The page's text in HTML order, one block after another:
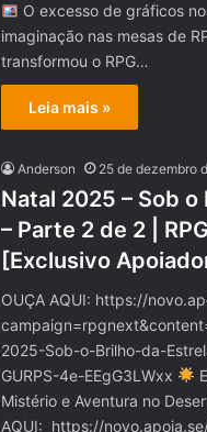
O excesso de gráficos
imaginação nas mesas de
transformou o RPG…
Leia mais »
Anderson 25 de dezembro
Natal 2025 – Sob
– Parte 2 de 2 |
[Exclusivo
OUÇA AQUI: https://
2025-Sob-o-Brilho-da-
GURPS-4e-EEgG3LWxx
Mistério e Aventura no
AQUI: https://